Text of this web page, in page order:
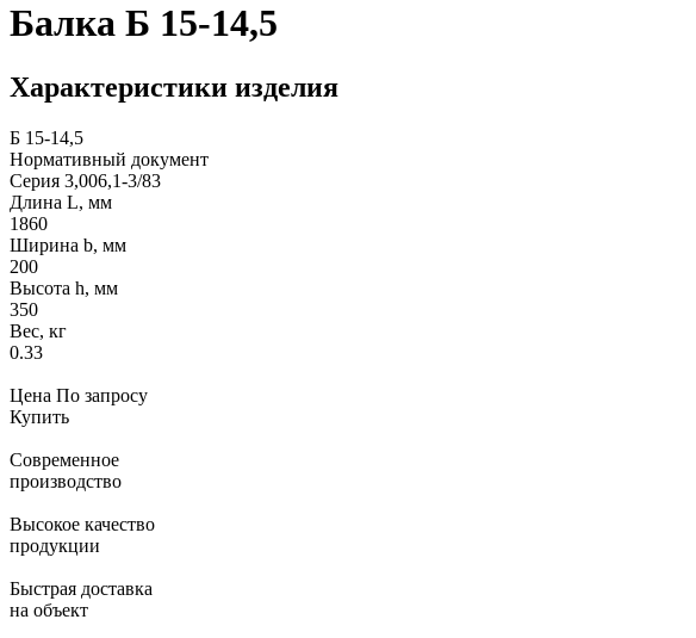
Балка Б 15-14,5
Характеристики изделия
Б 15-14,5
Нормативный документ
Серия 3,006,1-3/83
Длина L, мм
1860
Ширина b, мм
200
Высота h, мм
350
Вес, кг
0.33
Цена По запросу
Купить
Современное
производство
Высокое качество
продукции
Быстрая доставка
на объект